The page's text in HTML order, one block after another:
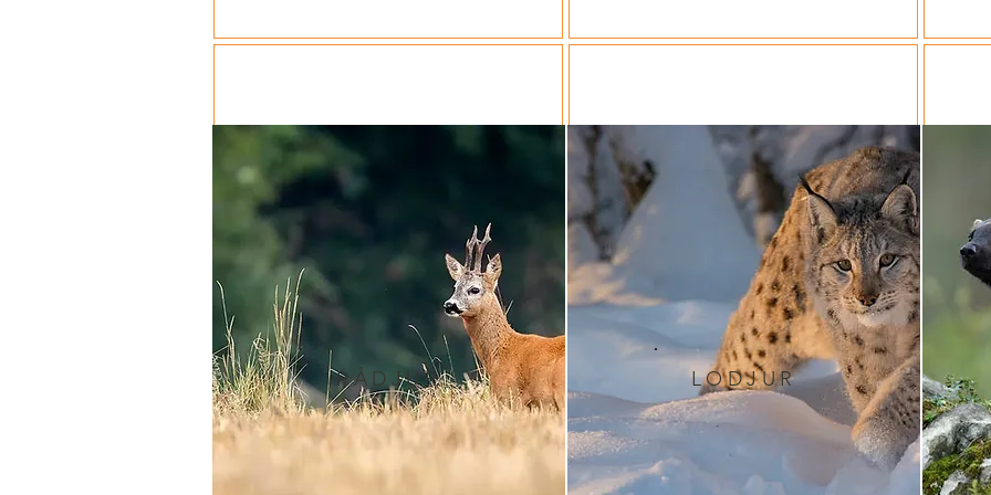
RÅDJUR LODJUR